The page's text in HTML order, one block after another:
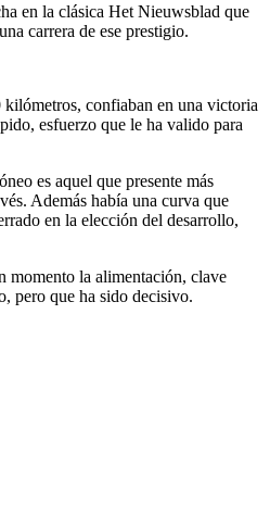
en la clásica Het Nieuwsblad que
carrera de ese prestigio.
kilómetros, confiaban en una victoria
esfuerzo que le ha valido para
es aquel que presente más
Además había una curva que
en la elección del desarrollo,
momento la alimentación, clave
pero que ha sido decisivo.